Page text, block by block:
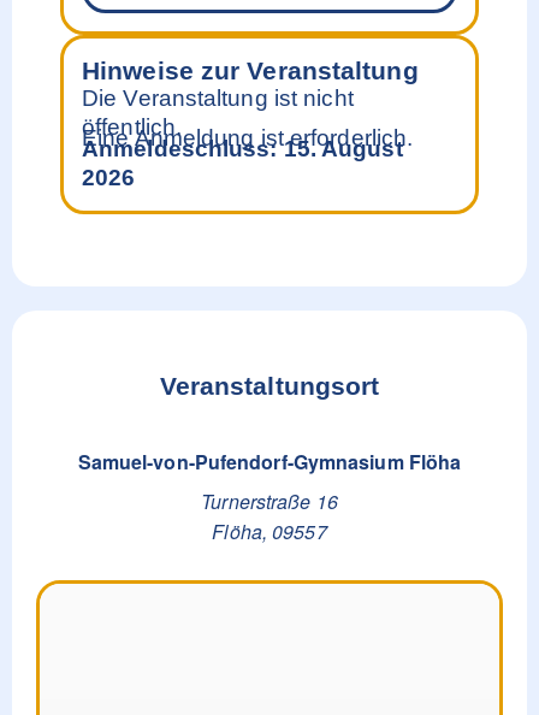
Hinweise zur Veranstaltung
Die Veranstaltung ist nicht
öffentlich.
Eine Anmeldung ist erforderlich.
Anmeldeschluss: 15. August
2026
Veranstaltungsort
Samuel-von-Pufendorf-Gymnasium Flöha
Turnerstraße 16
Flöha, 09557